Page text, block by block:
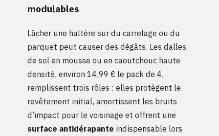
modulables
Lâcher une haltère sur du carrelage ou du
parquet peut causer des dégâts. Les dalles
de sol en mousse ou en caoutchouc haute
densité, environ 14,99 € le pack de 4,
remplissent trois rôles : elles protègent le
revêtement initial, amortissent les bruits
d’impact pour le voisinage et offrent une
surface antidérapante indispensable lors